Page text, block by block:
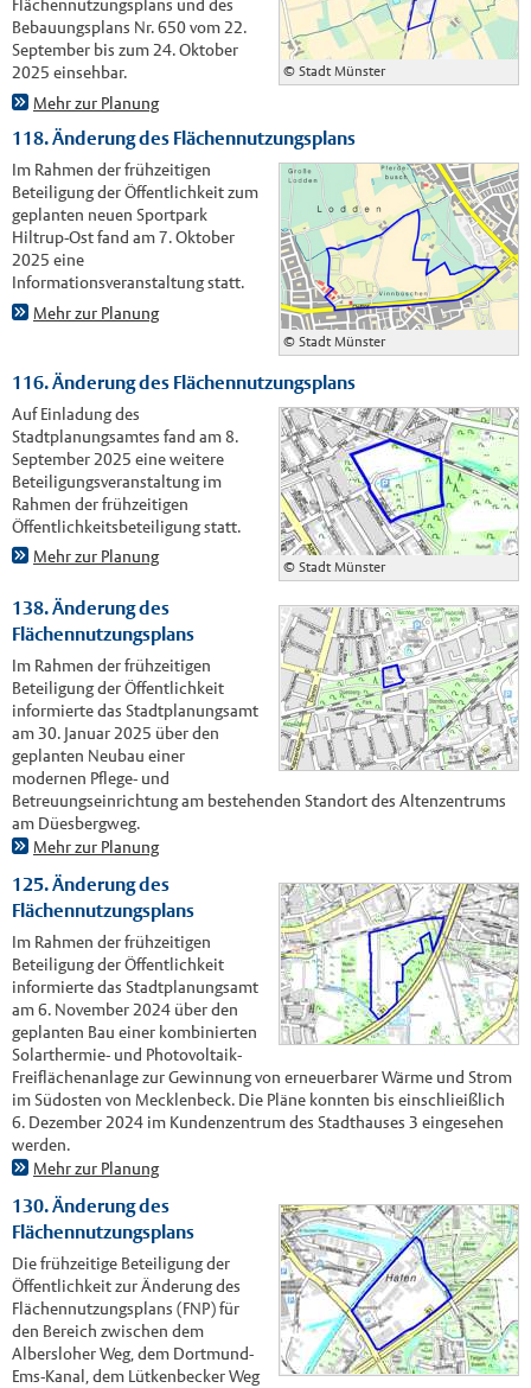
© Stadt Münster
Flächennutzungsplans und des
Bebauungsplans Nr. 650 vom 22.
September bis zum 24. Oktober
2025 einsehbar.
Mehr zur Planung
118. Änderung des Flächennutzungsplans
© Stadt Münster
Im Rahmen der frühzeitigen
Beteiligung der Öffentlichkeit zum
geplanten neuen Sportpark
Hiltrup-Ost fand am 7. Oktober
2025 eine
Informationsveranstaltung statt.
Mehr zur Planung
116. Änderung des Flächennutzungsplans
© Stadt Münster
Auf Einladung des
Stadtplanungsamtes fand am 8.
September 2025 eine weitere
Beteiligungsveranstaltung im
Rahmen der frühzeitigen
Öffentlichkeitsbeteiligung statt.
Mehr zur Planung
138. Änderung des
Flächennutzungsplans
Im Rahmen der frühzeitigen
Beteiligung der Öffentlichkeit
informierte das Stadtplanungsamt
am 30. Januar 2025 über den
geplanten Neubau einer
modernen Pflege- und
Betreuungseinrichtung am bestehenden Standort des Altenzentrums
am Düesbergweg.
Mehr zur Planung
125. Änderung des
Flächennutzungsplans
Im Rahmen der frühzeitigen
Beteiligung der Öffentlichkeit
informierte das Stadtplanungsamt
am 6. November 2024 über den
geplanten Bau einer kombinierten
Solarthermie- und Photovoltaik-
Freiflächenanlage zur Gewinnung von erneuerbarer Wärme und Strom
im Südosten von Mecklenbeck. Die Pläne konnten bis einschlieißlich
6. Dezember 2024 im Kundenzentrum des Stadthauses 3 eingesehen
werden.
Mehr zur Planung
130. Änderung des
Flächennutzungsplans
Die frühzeitige Beteiligung der
Öffentlichkeit zur Änderung des
Flächennutzungsplans (FNP) für
den Bereich zwischen dem
Albersloher Weg, dem Dortmund-
Ems-Kanal, dem Lütkenbecker Weg